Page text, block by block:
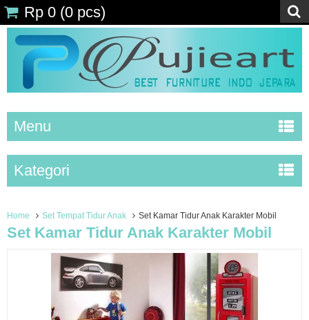
Rp 0 (0 pcs)
Menu
Kategori
Home Set Tempat Tidur Anak Set Kamar Tidur Anak Karakter Mobil
Set Kamar Tidur Anak Karakter Mobil